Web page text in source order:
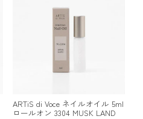
ARTiS di Voce ネイルオイル 5ml
ロールオン 3304 MUSK LAND